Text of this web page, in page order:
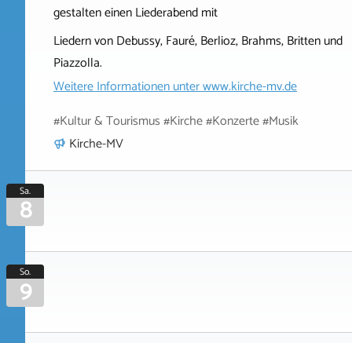
gestalten einen Liederabend mit
Liedern von Debussy, Fauré, Berlioz, Brahms, Britten und
Piazzolla.
Weitere Informationen unterwww.kirche-mv.de
#Kultur & Tourismus #Kirche #Konzerte #Musik
Kirche-MV
Sa.
8
So.
9